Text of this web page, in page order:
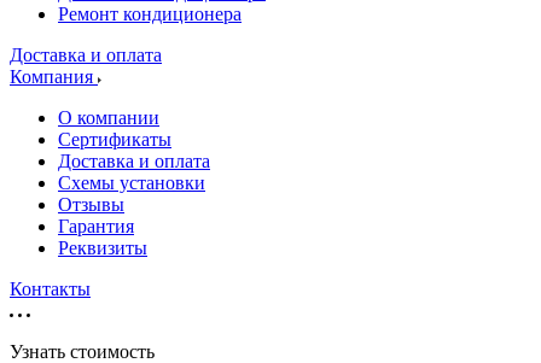
Ремонт кондиционера
Доставка и оплата
Компания
О компании
Сертификаты
Доставка и оплата
Схемы установки
Отзывы
Гарантия
Реквизиты
Контакты
Узнать стоимость